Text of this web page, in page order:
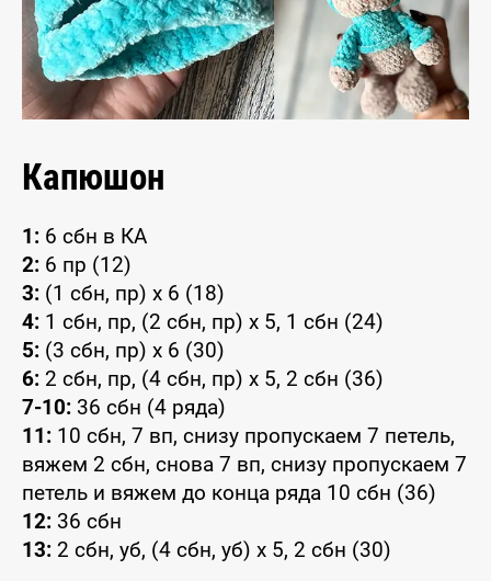
Капюшон
1: 6 сбн в КА
2: 6 пр (12)
3: (1 сбн, пр) x 6 (18)
4: 1 сбн, пр, (2 сбн, пр) x 5, 1 сбн (24)
5: (3 сбн, пр) x 6 (30)
6: 2 сбн, пр, (4 сбн, пр) x 5, 2 сбн (36)
7-10: 36 сбн (4 ряда)
11: 10 сбн, 7 вп, снизу пропускаем 7 петель,
вяжем 2 сбн, снова 7 вп, снизу пропускаем 7
петель и вяжем до конца ряда 10 сбн (36)
12: 36 сбн
13: 2 сбн, уб, (4 сбн, уб) x 5, 2 сбн (30)